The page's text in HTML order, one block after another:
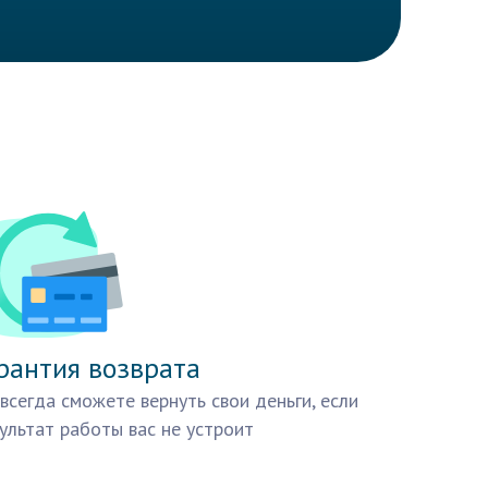
возврата
сможете вернуть свои деньги, если
работы вас не устроит